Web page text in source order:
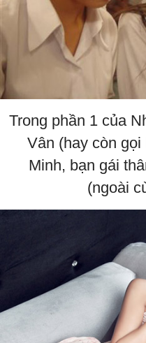
Trong phần 1 của
Vân (hay còn
Minh, bạn gái
(ngoài